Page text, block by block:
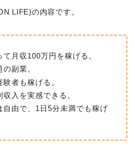
LIFE)の内容です。
月収100万円を稼げる。
副業。
者も稼げる。
入を実感できる。
自由で、1日5分未満でも稼げ